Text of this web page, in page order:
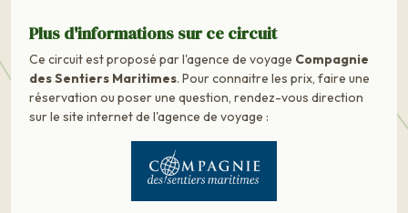
Plus d'informations sur ce circuit
Ce circuit est proposé par l'agence de voyage Compagnie
des Sentiers Maritimes. Pour connaitre les prix, faire une
réservation ou poser une question, rendez-vous direction
sur le site internet de l'agence de voyage :